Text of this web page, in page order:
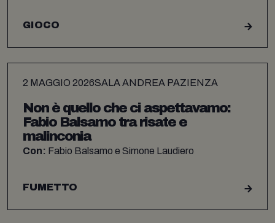
GIOCO
2 MAGGIO 2026SALA ANDREA PAZIENZA
Non è quello che ci aspettavamo:
Fabio Balsamo tra risate e
malinconia
Con: Fabio Balsamo e Simone Laudiero
FUMETTO